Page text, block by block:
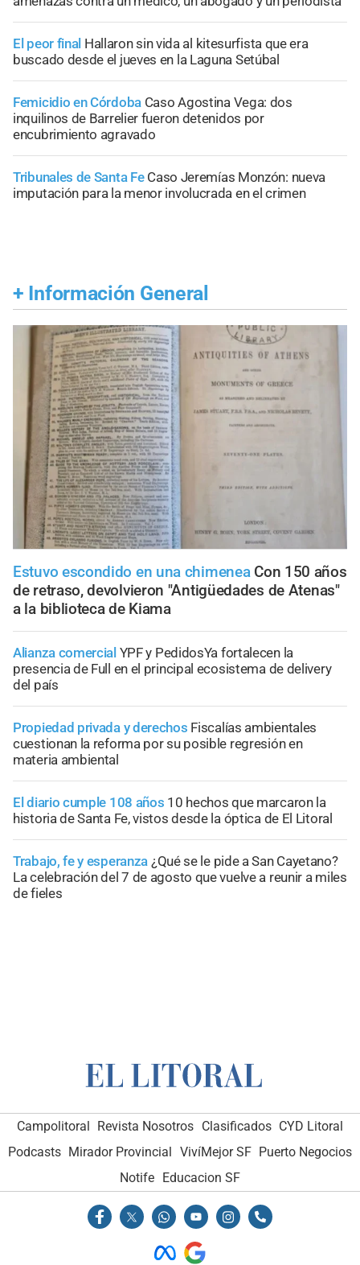
El peor final Hallaron sin vida al kitesurfista que era
buscado desde el jueves en la Laguna Setúbal
Femicidio en Córdoba Caso Agostina Vega: dos
inquilinos de Barrelier fueron detenidos por
encubrimiento agravado
Tribunales de Santa Fe Caso Jeremías Monzón: nueva
imputación para la menor involucrada en el crimen
+ Información General
Estuvo escondido en una chimenea Con 150 años
de retraso, devolvieron "Antigüedades de Atenas"
a la biblioteca de Kiama
Alianza comercial YPF y PedidosYa fortalecen la
presencia de Full en el principal ecosistema de delivery
del país
Propiedad privada y derechos Fiscalías ambientales
cuestionan la reforma por su posible regresión en
materia ambiental
El diario cumple 108 años 10 hechos que marcaron la
historia de Santa Fe, vistos desde la óptica de El Litoral
Trabajo, fe y esperanza ¿Qué se le pide a San Cayetano?
La celebración del 7 de agosto que vuelve a reunir a miles
de fieles
Campolitoral Revista Nosotros Clasificados CYD Litoral
Podcasts Mirador Provincial VivíMejor SF Puerto Negocios
Notife Educacion SF